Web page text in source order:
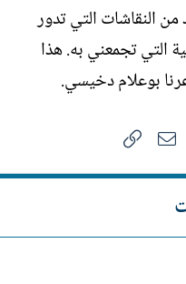
النقاشات التي تدور
التي تجمعني به. هذا
بوعلام دخيسي.
WhatsAppالبريد الإلكتروني